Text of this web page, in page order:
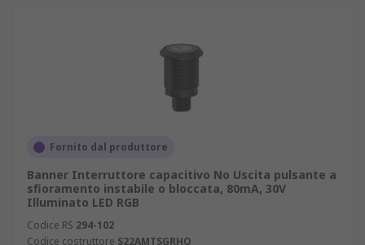
Fornito dal produttore
Banner Interruttore capacitivo No Uscita pulsante a
sfioramento instabile o bloccata, 80mA, 30V
Illuminato LED RGB
Codice RS 294-102
Codice costruttore S22AMTSGRHQ